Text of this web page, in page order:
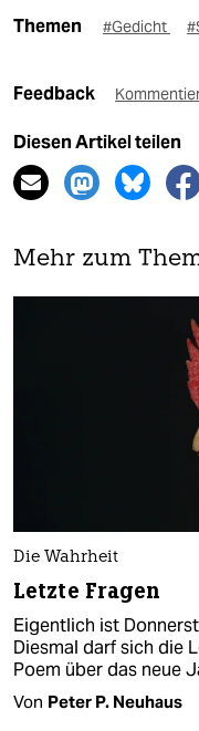
Themen #Gedicht
Feedback
Diesen Artikel teilen
Mehr zum
Die Wahrheit
Letzte Fragen
Eigentlich ist
Diesmal darf sich die
Poem über das neue
Von Peter P. Neuhaus